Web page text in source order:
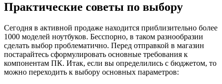
Практические советы по выбору
Сегодня в активной продаже находится приблизительно более
1000 моделей ноутбуков. Бесспорно, в таком разнообразии
сделать выбор проблематично. Перед отправкой в магазин
постарайтесь сформулировать основные требования к
компонентам ПК. Итак, если вы определились с бюджетом, то
можно переходить к выбору основных параметров: